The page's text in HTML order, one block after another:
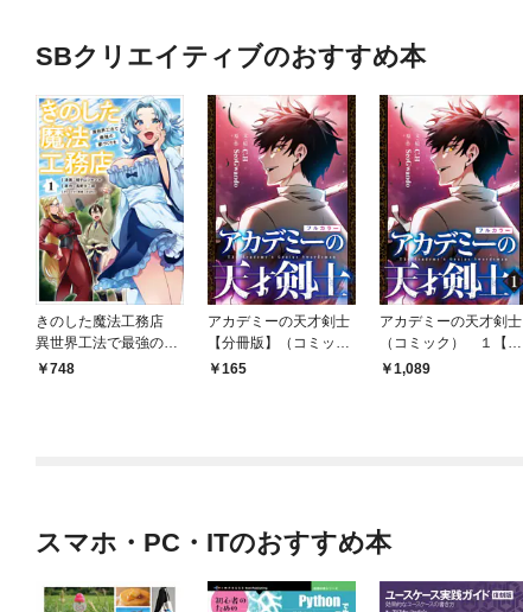
SBクリエイティブのおすすめ本
きのした魔法工務店
異世界工法で最強の家
づくりを（コミック）
748
アカデミーの天才剣士
【分冊版】（コミッ
ク） １話【フルカラ
165
アカデミーの天才剣士
（コミック） １【フ
ルカラー】
1,089
スマホ・PC・ITのおすすめ本